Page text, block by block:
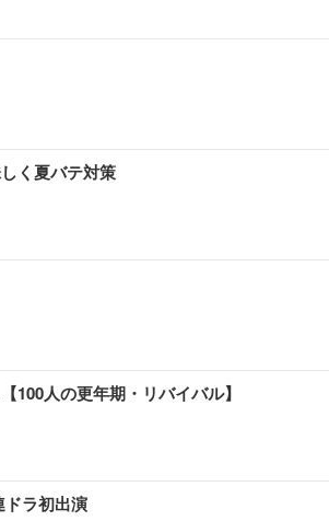
く夏バテ対策
人の更年期・リバイバル】
ラ初出演